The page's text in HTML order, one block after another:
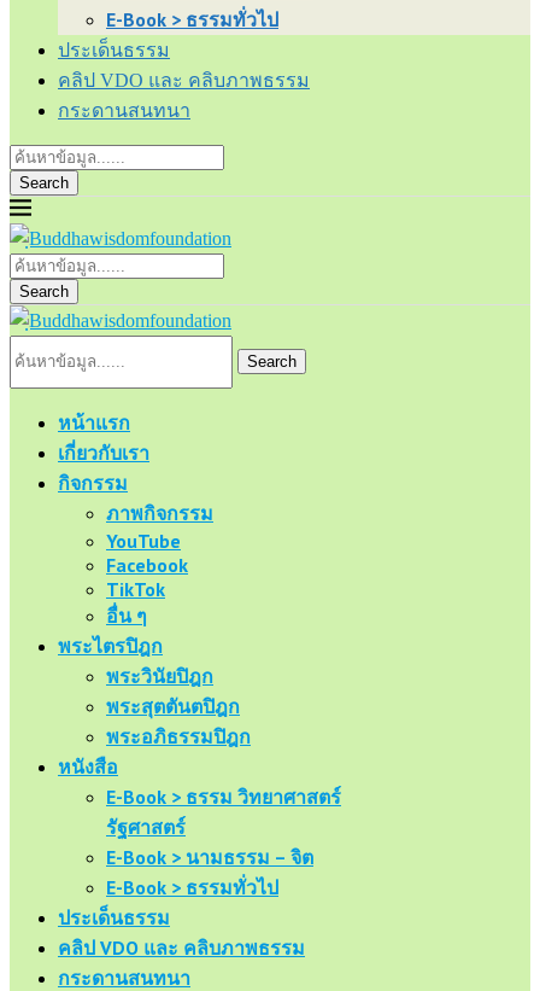
E-Book > ธรรมทั่วไป
ประเด็นธรรม
คลิป VDO และ คลิบภาพธรรม
กระดานสนทนา
Search
Search
Search
หน้าแรก
เกี่ยวกับเรา
กิจกรรม
ภาพกิจกรรม
YouTube
Facebook
TikTok
อื่น ๆ
พระไตรปิฎก
พระวินัยปิฎก
พระสุตตันตปิฎก
พระอภิธรรมปิฎก
หนังสือ
E-Book > ธรรม วิทยาศาสตร์
รัฐศาสตร์
E-Book > นามธรรม – จิต
E-Book > ธรรมทั่วไป
ประเด็นธรรม
คลิป VDO และ คลิบภาพธรรม
กระดานสนทนา